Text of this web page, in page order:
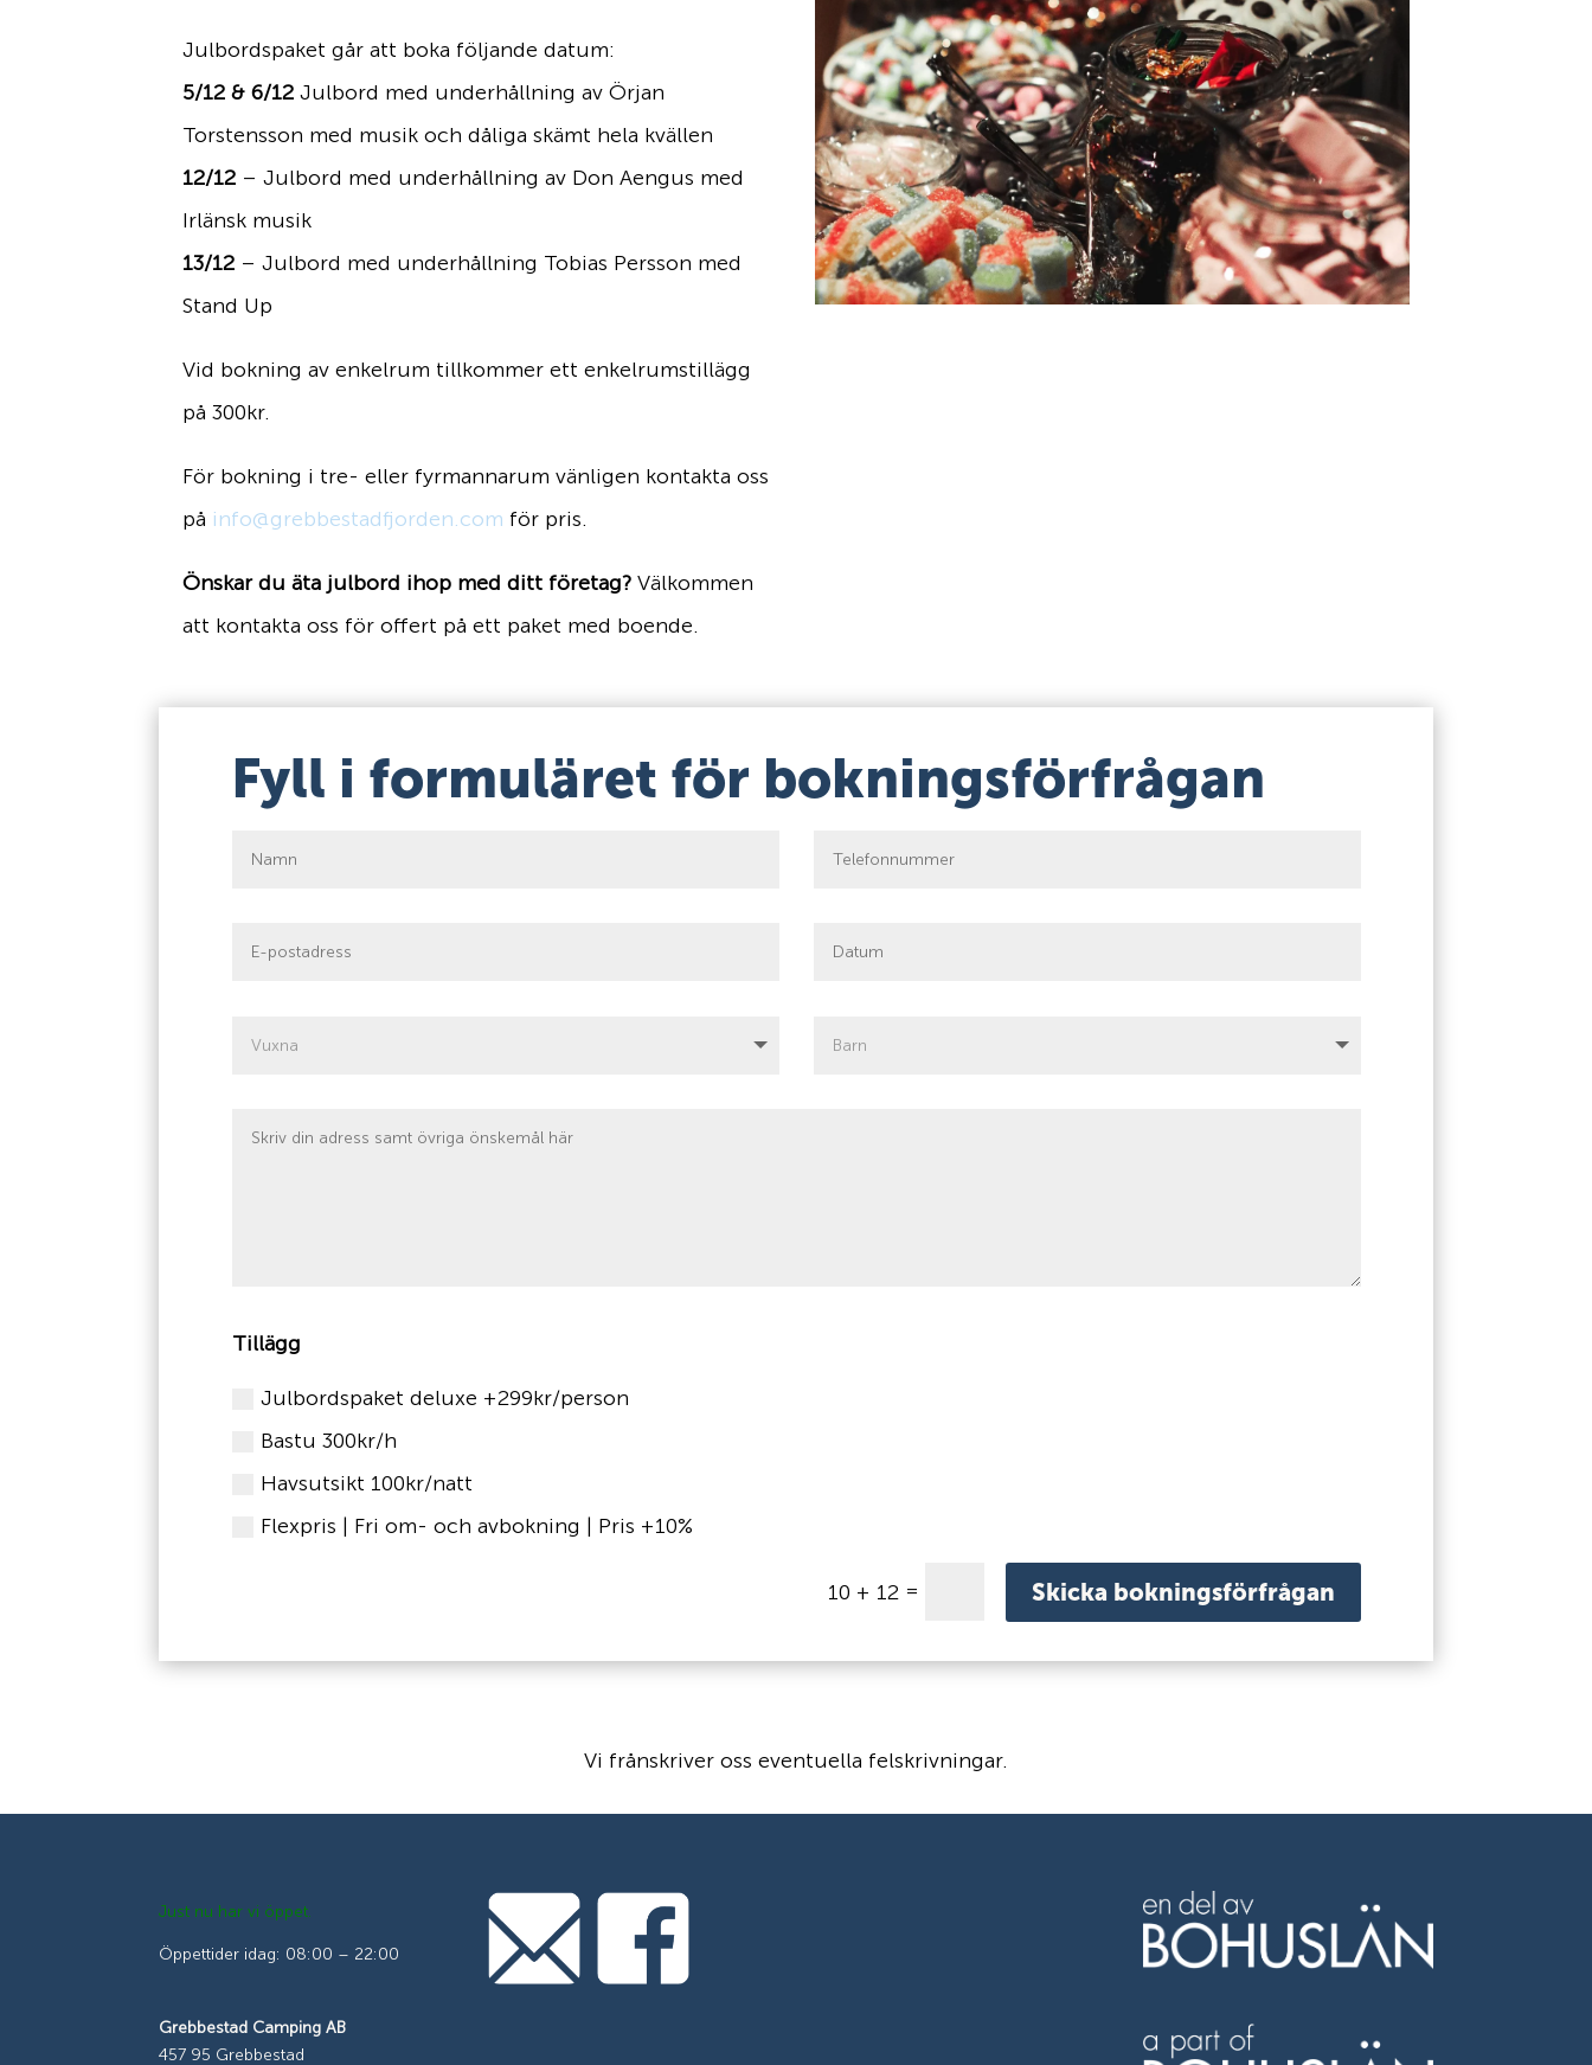
Julbordspaket går att boka följande datum:
5/12 & 6/12 Julbord med underhållning av Örjan
Torstensson med musik och dåliga skämt hela kvällen
12/12 – Julbord med underhållning av Don Aengus med
Irlänsk musik
13/12 – Julbord med underhållning Tobias Persson med
Stand Up
Vid bokning av enkelrum tillkommer ett enkelrumstillägg
på 300kr.
För bokning i tre- eller fyrmannarum vänligen kontakta oss
på info@grebbestadfjorden.com för pris.
Önskar du äta julbord ihop med ditt företag? Välkommen
att kontakta oss för offert på ett paket med boende.
Fyll i formuläret för bokningsförfrågan
Tillägg
Julbordspaket deluxe +299kr/person
Bastu 300kr/h
Havsutsikt 100kr/natt
Flexpris | Fri om- och avbokning | Pris +10%
10 + 12 = Skicka bokningsförfrågan
Vi frånskriver oss eventuella felskrivningar.
Just nu har vi öppet.
Öppettider idag: 08:00 – 22:00
Grebbestad Camping AB
457 95 Grebbestad